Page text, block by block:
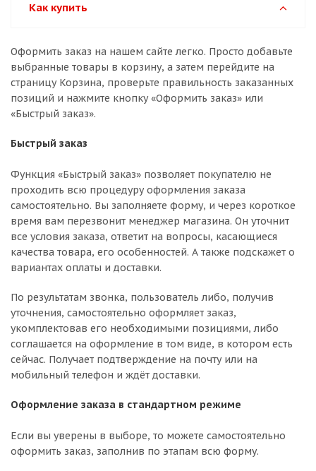
Как купить
Оформить заказ на нашем сайте легко. Просто добавьте
выбранные товары в корзину, а затем перейдите на
страницу Корзина, проверьте правильность заказанных
позиций и нажмите кнопку «Оформить заказ» или
«Быстрый заказ».
Быстрый заказ
Функция «Быстрый заказ» позволяет покупателю не
проходить всю процедуру оформления заказа
самостоятельно. Вы заполняете форму, и через короткое
время вам перезвонит менеджер магазина. Он уточнит
все условия заказа, ответит на вопросы, касающиеся
качества товара, его особенностей. А также подскажет о
вариантах оплаты и доставки.
По результатам звонка, пользователь либо, получив
уточнения, самостоятельно оформляет заказ,
укомплектовав его необходимыми позициями, либо
соглашается на оформление в том виде, в котором есть
сейчас. Получает подтверждение на почту или на
мобильный телефон и ждёт доставки.
Оформление заказа в стандартном режиме
Если вы уверены в выборе, то можете самостоятельно
оформить заказ, заполнив по этапам всю форму.